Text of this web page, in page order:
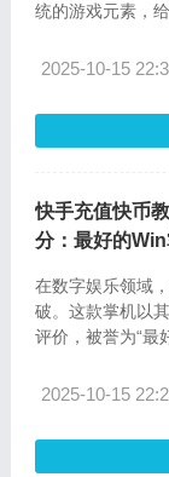
统的游戏元素，
恶搞游戏精选，
2025-10-15
快手充值快币
分：最好的
在数字娱乐领域
破。这款掌机以
评价，被誉为“最
生活中不可或缺
题，确保您能够
2025-10-15